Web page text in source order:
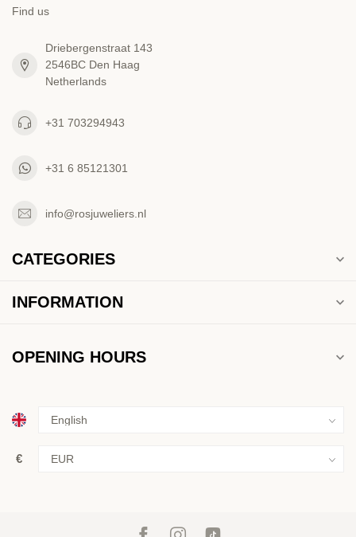
Find us
Driebergenstraat 143
2546BC Den Haag
Netherlands
+31 703294943
+31 6 85121301
info@rosjuweliers.nl
CATEGORIES
INFORMATION
OPENING HOURS
€